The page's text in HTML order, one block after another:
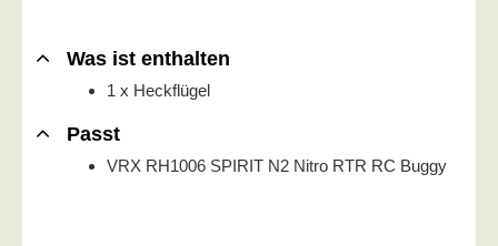
Was ist enthalten
1 x Heckflügel
Passt
VRX RH1006 SPIRIT N2 Nitro RTR RC Buggy